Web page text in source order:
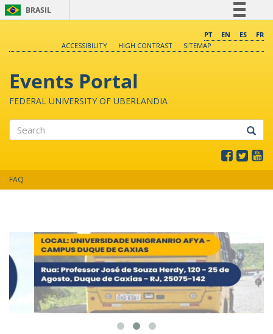
BRASIL
Comunica BR
Canais
PT EN ES
FR
ACCESSIBILITY
HIGH CONTRAST SITEMAP
Events Portal
FEDERAL UNIVERSITY OF UBERLANDIA
FAQ